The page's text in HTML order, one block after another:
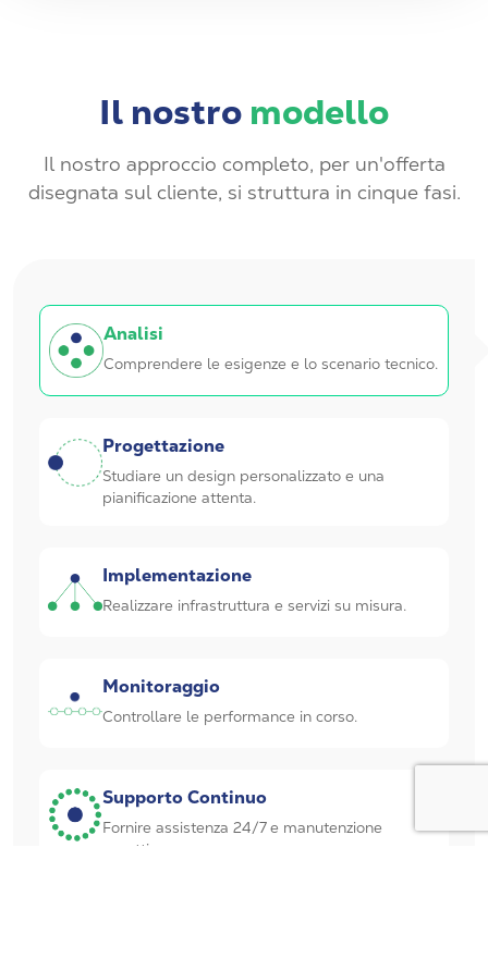
Il nostro modello
Il nostro approccio completo, per un'offerta
disegnata sul cliente, si struttura in cinque fasi.
Analisi
Comprendere le esigenze e lo scenario tecnico.
Progettazione
Studiare un design personalizzato e una
pianificazione attenta.
Implementazione
Realizzare infrastruttura e servizi su misura.
Monitoraggio
Controllare le performance in corso.
Supporto Continuo
Fornire assistenza 24/7 e manutenzione
proattiva.